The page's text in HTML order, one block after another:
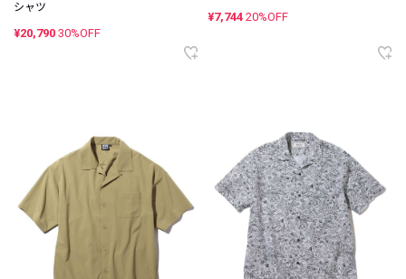
シャツ
¥20,790 30%OFF
¥7,744 20%OFF